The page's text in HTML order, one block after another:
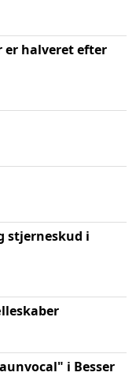
halveret efter
stjerneskud i
i Besser